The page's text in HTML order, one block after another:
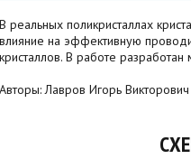
В реальных поликристаллах
влияние на эффективную
кристаллов. В работе
Авторы: Лавров Игорь Викторович